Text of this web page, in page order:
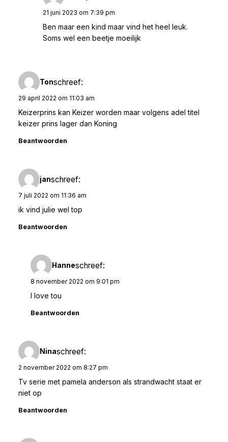
21 juni 2023 om 7:39 pm
Ben maar een kind maar vind het heel leuk.
Soms wel een beetje moeilijk
Tonschreef:
29 april 2022 om 11:03 am
Keizerprins kan Keizer worden maar volgens adel titel
keizer prins lager dan Koning
Beantwoorden
janschreef:
7 juli 2022 om 11:36 am
ik vind julie wel top
Beantwoorden
Hanneschreef:
8 november 2022 om 9:01 pm
I love tou
Beantwoorden
Ninaschreef:
2 november 2022 om 8:27 pm
Tv serie met pamela anderson als strandwacht staat er
niet op
Beantwoorden